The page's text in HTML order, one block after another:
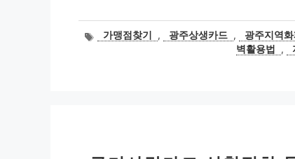
태가맹점찾기 , 광주상생카드 , 광주지역화
벽활용법
,